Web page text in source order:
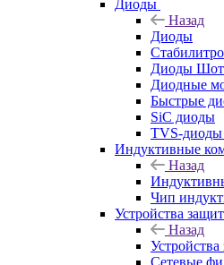
Диоды
Назад
Диоды
Диоды
Диодные
Быстрые
SiC диоды
TVS-диоды
Индуктивные
Назад
Чип
Устройства
Назад
Сетевые